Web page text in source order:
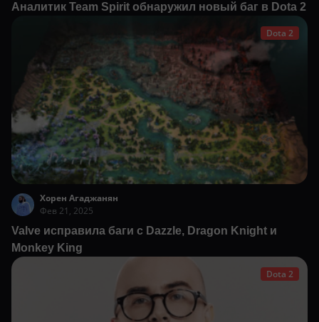
Аналитик Team Spirit обнаружил новый баг в Dota 2
Dota 2
Хорен Агаджанян
Фев 21, 2025
Valve исправила баги с Dazzle, Dragon Knight и
Monkey King
Dota 2